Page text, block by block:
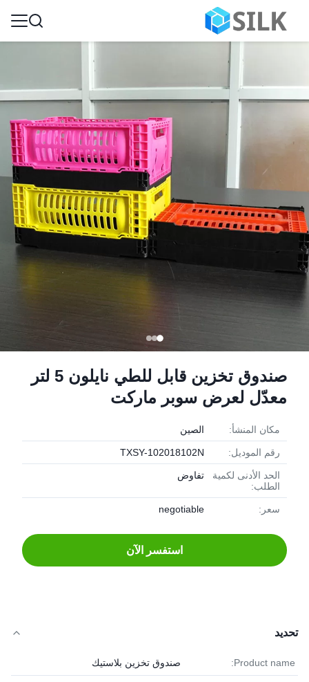
صندوق تخزين قابل للطي نايلون 5 لتر
معدّل لعرض سوبر ماركت
مكان المنشأ: الصين
رقم الموديل: TXSY-102018102N
الحد الأدنى لكمية
الطلب:
تفاوض
سعر: negotiable
استفسر الآن
تحديد
Product name: صندوق تخزين بلاستيك